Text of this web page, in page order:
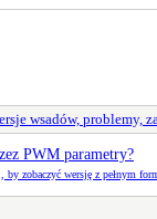
wsadów, problemy,
PWM parametry?
zobaczyć wersję z pełnym